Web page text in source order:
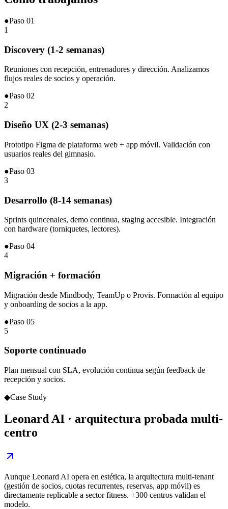
●Paso 01
1
Discovery (1-2 semanas)
Reuniones con recepción, entrenadores y dirección. Analizamos
flujos reales de socios y operación.
●Paso 02
2
Diseño UX (2-3 semanas)
Prototipo Figma de plataforma web + app móvil. Validación con
usuarios reales del gimnasio.
●Paso 03
3
Desarrollo (8-14 semanas)
Sprints quincenales, demo continua, staging accesible. Integración
con hardware (torniquetes, lectores).
●Paso 04
4
Migración + formación
Migración desde Mindbody, TeamUp o Provis. Formación al equipo
y onboarding de socios a la app.
●Paso 05
5
Soporte continuado
Plan mensual con SLA, evolución continua según feedback de
recepción y socios.
◆Case Study
Leonard AI · arquitectura probada multi-
centro
Aunque Leonard AI opera en estética, la arquitectura multi-tenant
(gestión de socios, cuotas recurrentes, reservas, app móvil) es
directamente replicable a sector fitness. +300 centros validan el
modelo.